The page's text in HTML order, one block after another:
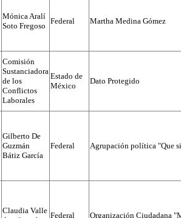
Mónica Aralí
Soto Fregoso
Federal Martha Medina Gómez
Comisión
Sustanciadora
de los
Conflictos
Laborales
Estado de
México
Dato Protegido
Gilberto De
Guzmán
Bátiz García
Federal Agrupación política "Que
Claudia Valle
Federal Organización Ciudadana